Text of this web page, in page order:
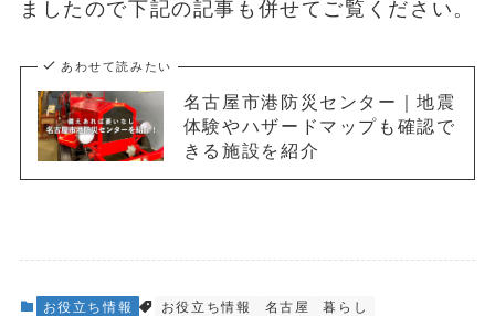
ましたので下記の記事も併せてご覧ください。
あわせて読みたい
名古屋市港防災センター｜地震
体験やハザードマップも確認で
きる施設を紹介
お役立ち情報 お役立ち情報 名古屋 暮らし